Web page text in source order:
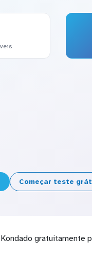
Começar teste
gratuitamente